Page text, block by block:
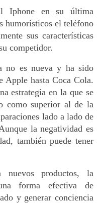
Iphone en su última
humorísticos el teléfono
sus características
competidor.
no es nueva y ha sido
Apple hasta Coca Cola.
estrategia en la que se
como superior al de la
lado a lado de
la negatividad es
también puede tener
nuevos productos, la
forma efectiva de
y generar conciencia